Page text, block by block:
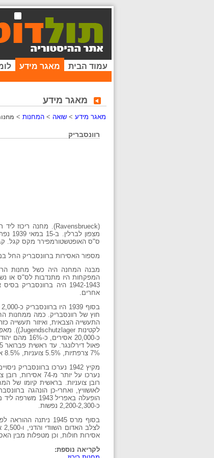
עמוד הבית מאגר מידע
מאגר מידע
מאגר מידע > שואה > המחנות >
רוונסבריק
ס"ס האופטשטורמפירר מקס קגל. קגל החזיק בתפקיד עד קיץ 1942, ואחריו, עד
מספור האסירות ברוונסבריק החל במספר 1,416, כמספר האסירות שעברו את
המפקחות היו מתנדבות לס"ס או
אחרים.
7% צרפתיות, 5.5% צועניות, 8.5% אחרות.
מקיץ 1942 נערכו
לאושוויץ, ואחרי-כן הונהגה
כ-2,200-2,300 נפשות.
אסירות חולות, וכן מטפלות מבין
לקריאה נוספת: